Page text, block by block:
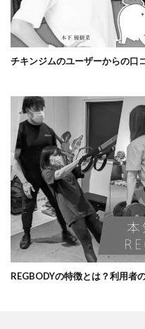
チキンジムのユーザーからの口
REGBODYの特徴とは？利用者